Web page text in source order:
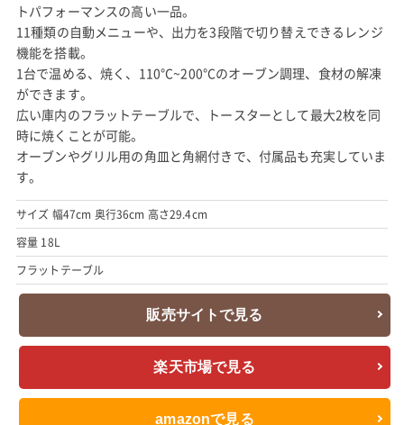
トパフォーマンスの高い一品。
11種類の自動メニューや、出力を3段階で切り替えできるレンジ
機能を搭載。
1台で温める、焼く、110°C~200°Cのオーブン調理、食材の解凍
ができます。
広い庫内のフラットテーブルで、トースターとして最大2枚を同
時に焼くことが可能。
オーブンやグリル用の角皿と角網付きで、付属品も充実していま
す。
サイズ 幅47cm 奥行36cm 高さ29.4cm
容量 18L
フラットテーブル
販売サイトで見る
楽天市場で見る
amazonで見る